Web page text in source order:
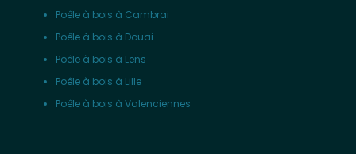
Poêle à bois à Cambrai
Poêle à bois à Douai
Poêle à bois à Lens
Poêle à bois à Lille
Poêle à bois à Valenciennes